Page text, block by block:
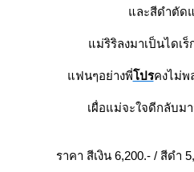
ละสีดำตัด
ม่ริริลงมาเป็นไดเร็
ฟนๆอย่างพี่ปรคงไม่พ
เผื่อแม่จะใจดีกลับม
ราคา สีเงิน 6,200.- / สีดำ